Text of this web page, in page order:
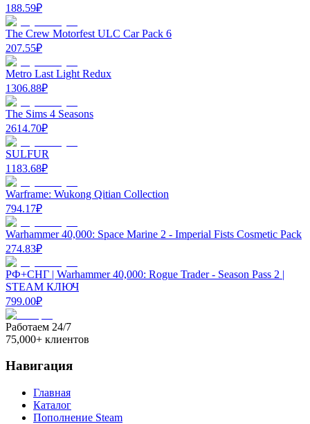
188.59₽
The Crew Motorfest ULC Car Pack 6
207.55₽
Metro Last Light Redux
1306.88₽
The Sims 4 Seasons
2614.70₽
SULFUR
1183.68₽
Warframe: Wukong Qitian Collection
794.17₽
Warhammer 40,000: Space Marine 2 - Imperial Fists Cosmetic Pack
274.83₽
РФ+СНГ | Warhammer 40,000: Rogue Trader - Season Pass 2 |
STEAM КЛЮЧ
799.00₽
Работаем 24/7
75,000+ клиентов
Навигация
Главная
Каталог
Пополнение Steam